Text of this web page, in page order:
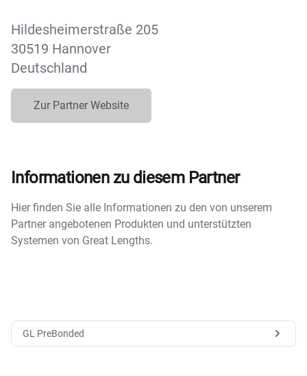
Hildesheimerstraße 205
30519 Hannover
Deutschland
Zur Partner Website
Informationen zu diesem Partner
Hier finden Sie alle Informationen zu den von unserem
Partner angebotenen Produkten und unterstützten
Systemen von Great Lengths.
GL PreBonded